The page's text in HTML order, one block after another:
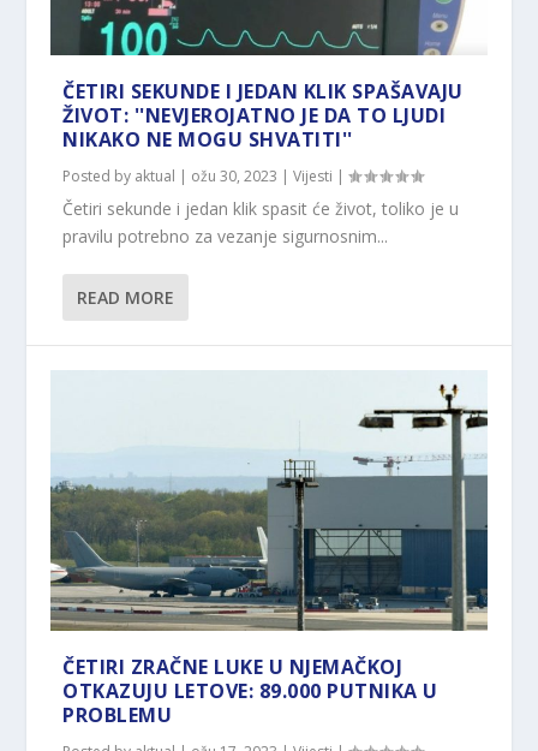
ČETIRI SEKUNDE I JEDAN KLIK SPAŠAVAJU
ŽIVOT: ''NEVJEROJATNO JE DA TO LJUDI
NIKAKO NE MOGU SHVATITI''
Posted by aktual | ožu 30, 2023 |Vijesti |
Četiri sekunde i jedan klik spasit će život, toliko je u
pravilu potrebno za vezanje sigurnosnim...
READ MORE
ČETIRI ZRAČNE LUKE U NJEMAČKOJ
OTKAZUJU LETOVE: 89.000 PUTNIKA U
PROBLEMU